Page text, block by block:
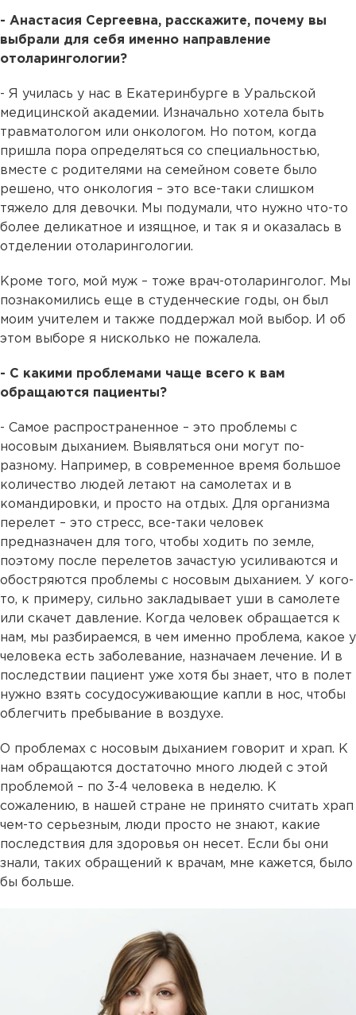
- Анастасия Сергеевна, расскажите, почему вы
выбрали для себя именно направление
отоларингологии?
- Я училась у нас в Екатеринбурге в Уральской
медицинской академии. Изначально хотела быть
травматологом или онкологом. Но потом, когда
пришла пора определяться со специальностью,
вместе с родителями на семейном совете было
решено, что онкология – это все-таки слишком
тяжело для девочки. Мы подумали, что нужно что-то
более деликатное и изящное, и так я и оказалась в
отделении отоларингологии.
Кроме того, мой муж – тоже врач-отоларинголог. Мы
познакомились еще в студенческие годы, он был
моим учителем и также поддержал мой выбор. И об
этом выборе я нисколько не пожалела.
- С какими проблемами чаще всего к вам
обращаются пациенты?
- Самое распространенное – это проблемы с
носовым дыханием. Выявляться они могут по-
разному. Например, в современное время большое
количество людей летают на самолетах и в
командировки, и просто на отдых. Для организма
перелет – это стресс, все-таки человек
предназначен для того, чтобы ходить по земле,
поэтому после перелетов зачастую усиливаются и
обостряются проблемы с носовым дыханием. У кого-
то, к примеру, сильно закладывает уши в самолете
или скачет давление. Когда человек обращается к
нам, мы разбираемся, в чем именно проблема, какое у
человека есть заболевание, назначаем лечение. И в
последствии пациент уже хотя бы знает, что в полет
нужно взять сосудосуживающие капли в нос, чтобы
облегчить пребывание в воздухе.
О проблемах с носовым дыханием говорит и храп. К
нам обращаются достаточно много людей с этой
проблемой – по 3-4 человека в неделю. К
сожалению, в нашей стране не принято считать храп
чем-то серьезным, люди просто не знают, какие
последствия для здоровья он несет. Если бы они
знали, таких обращений к врачам, мне кажется, было
бы больше.